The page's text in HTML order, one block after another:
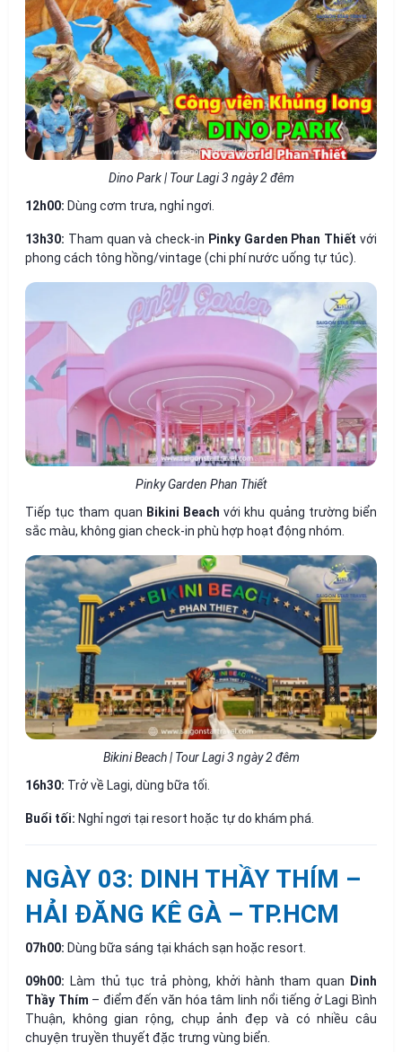
Dino Park | Tour Lagi 3 ngày 2 đêm
12h00: Dùng cơm trưa, nghỉ ngơi.
13h30: Tham quan và check-in Pinky Garden Phan Thiết với
phong cách tông hồng/vintage (chi phí nước uống tự túc).
Pinky Garden Phan Thiết
Tiếp tục tham quan Bikini Beach với khu quảng trường biển
sắc màu, không gian check-in phù hợp hoạt động nhóm.
Bikini Beach | Tour Lagi 3 ngày 2 đêm
16h30: Trở về Lagi, dùng bữa tối.
Buổi tối: Nghỉ ngơi tại resort hoặc tự do khám phá.
NGÀY 03: DINH THẦY THÍM –
HẢI ĐĂNG KÊ GÀ – TP.HCM
07h00: Dùng bữa sáng tại khách sạn hoặc resort.
09h00: Làm thủ tục trả phòng, khởi hành tham quan Dinh
Thầy Thím – điểm đến văn hóa tâm linh nổi tiếng ở Lagi Bình
Thuận, không gian rộng, chụp ảnh đẹp và có nhiều câu
chuyện truyền thuyết đặc trưng vùng biển.